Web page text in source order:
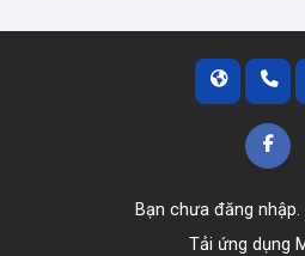
Bạn chưa đăng nhập.
Tải ứng dụng